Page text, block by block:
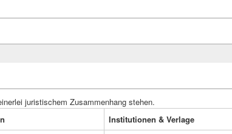
juristischem Zusammenhang stehen.
Institutionen & Verlage